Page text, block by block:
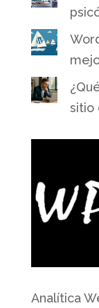
sitio
Analítica